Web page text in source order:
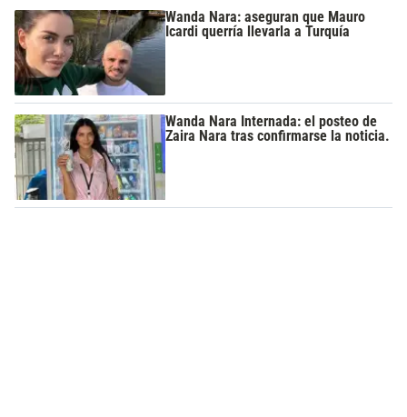
Wanda Nara: aseguran que Mauro
Icardi querría llevarla a Turquía
Wanda Nara Internada: el posteo de
Zaira Nara tras confirmarse la noticia.